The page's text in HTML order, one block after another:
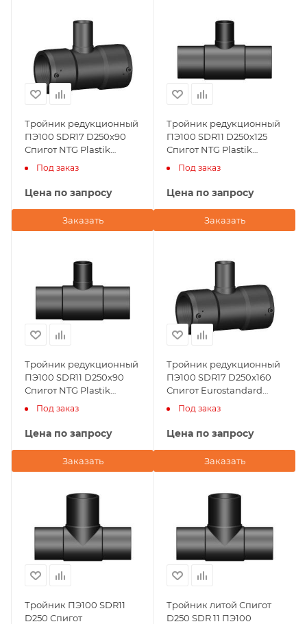
Тройник редукционный
ПЭ100 SDR17 D250х90
Спигот NTG Plastik
(Турция)
Под заказ
Цена по запросу
Заказать
Тройник редукционный
ПЭ100 SDR11 D250х125
Спигот NTG Plastik
(Турция)
Под заказ
Цена по запросу
Заказать
Тройник редукционный
ПЭ100 SDR11 D250х90
Спигот NTG Plastik
(Турция)
Под заказ
Цена по запросу
Заказать
Тройник редукционный
ПЭ100 SDR17 D250х160
Спигот Eurostandard
(Италия)
Под заказ
Цена по запросу
Заказать
Тройник ПЭ100 SDR11
D250 Спигот
Тройник литой Спигот
D250 SDR 11 ПЭ100